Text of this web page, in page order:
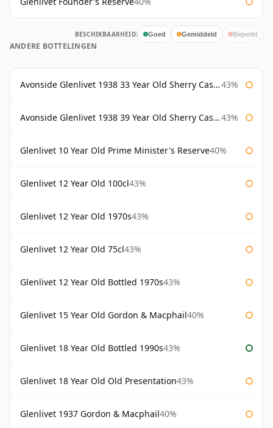
BESCHIKBAARHEID: Goed Gemiddeld Beperkt
ANDERE BOTTELINGEN
Avonside Glenlivet 1938 33 Year Old Sherry Cask Gordon & Macphail 43%
Avonside Glenlivet 1938 39 Year Old Sherry Cask Gordon & Macphail 43%
Glenlivet 10 Year Old Prime Minister's Reserve40%
Glenlivet 12 Year Old 100cl43%
Glenlivet 12 Year Old 1970s43%
Glenlivet 12 Year Old 75cl43%
Glenlivet 12 Year Old Bottled 1970s43%
Glenlivet 15 Year Old Gordon & Macphail40%
Glenlivet 18 Year Old Bottled 1990s43%
Glenlivet 18 Year Old Old Presentation43%
Glenlivet 1937 Gordon & Macphail40%